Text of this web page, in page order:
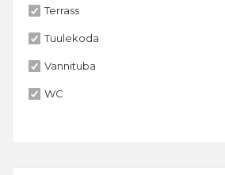
Terrass
Tuulekoda
Vannituba
WC